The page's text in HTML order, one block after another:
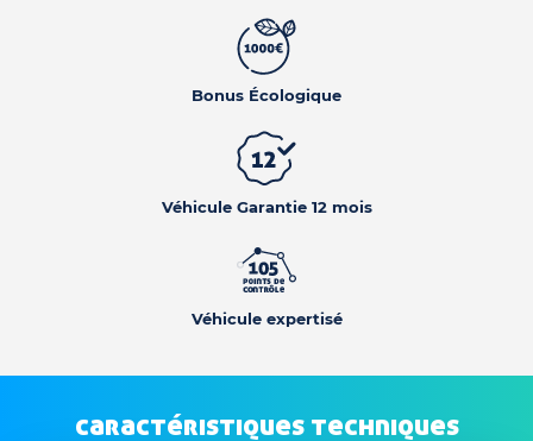
Bonus Écologique
Véhicule Garantie 12 mois
Véhicule expertisé
caractéristiques techniques